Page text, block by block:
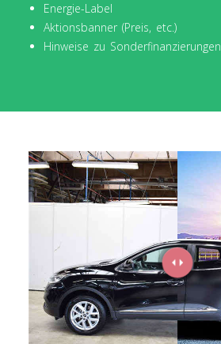
Energie-Label
Aktionsbanner (Preis, etc.)
Hinweise zu Sonderfinanzierungen